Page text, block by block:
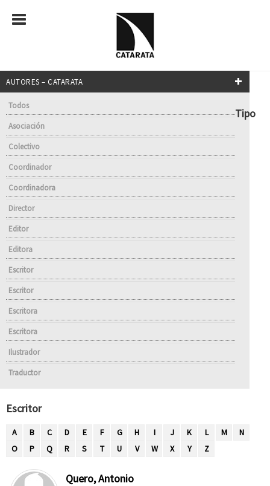
AUTORES – CATARATA
Todos
Asociación
Colectivo
Coordinador
Coordinadora
Director
Editor
Editora
Escritor
Escritor
Escritora
Escritora
Ilustrador
Traductor
Tipo
Escritor
A B C D E F G H I J K L M
N
O
P Q R S T U V W X Y Z
Quero, Antonio